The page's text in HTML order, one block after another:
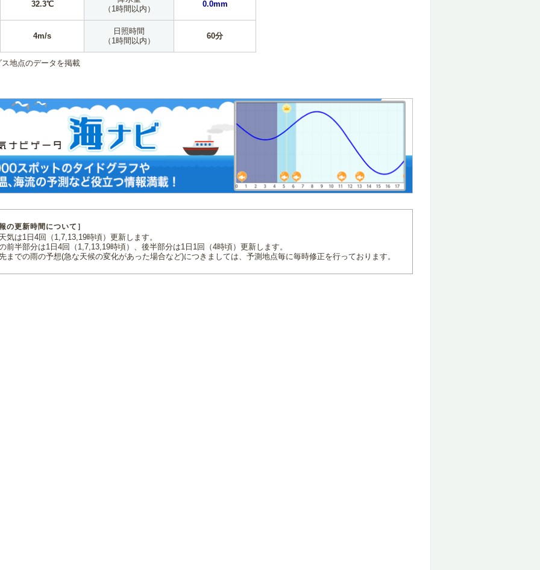
32.3℃
（1時間以内）
0.0mm
4m/s
日照時間
（1時間以内）
60分
地点のデータを掲載
の更新時間について］
気は1日4回（1,7,13,19時頃）更新します。
前半部分は1日4回（1,7,13,19時頃）、後半部分は1日1回（4時頃）更新します。
までの雨の予想(急な天候の変化があった場合など)につきましては、予測地点毎に毎時修正を行っております。